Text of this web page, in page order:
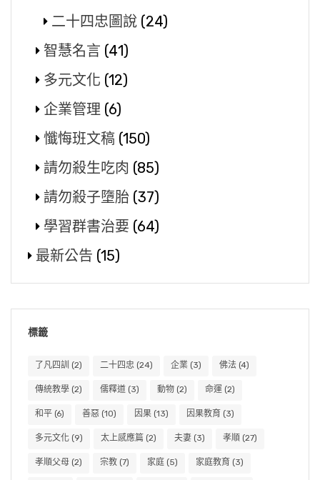
二十四忠圖說 (24)
智慧名言 (41)
多元文化 (12)
企業管理 (6)
懺悔班文稿 (150)
請勿殺生吃肉 (85)
請勿殺子墮胎 (37)
學習群書治要 (64)
最新公告 (15)
標籤
了凡四訓 (2) 二十四忠 (24) 企業 (3) 佛法 (4)
傳統教學 (2) 儒釋道 (3) 動物 (2) 命運 (2)
和平 (6) 善惡 (10) 因果 (13) 因果教育 (3)
多元文化 (9) 太上感應篇 (2) 夫妻 (3) 孝順 (27)
孝順父母 (2) 宗教 (7) 家庭 (5) 家庭教育 (3)